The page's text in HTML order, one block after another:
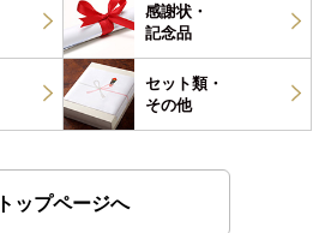
感謝状・
記念品
セット類・
その他
トップページへ